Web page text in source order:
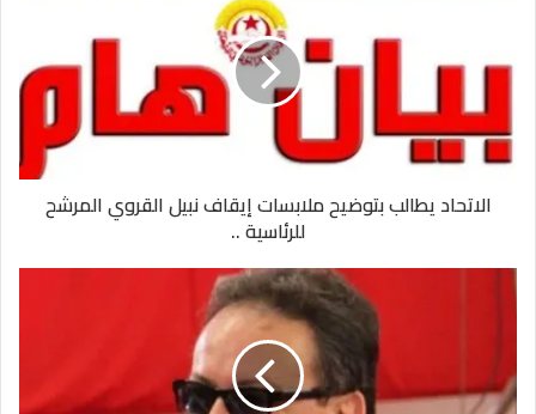
الاتحاد يطالب بتوضيح ملابسات إيقاف نبيل القروي المرشح
للرئاسية ..